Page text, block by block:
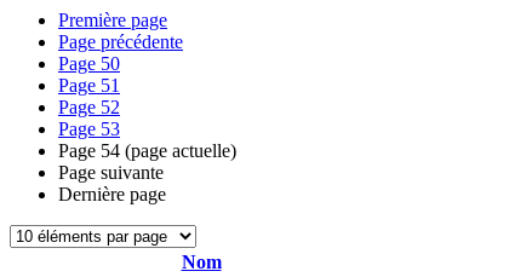
Première page
Page précédente
Page 50
Page 51
Page 52
Page 53
Page 54 (page actuelle)
Page suivante
Dernière page
Nom